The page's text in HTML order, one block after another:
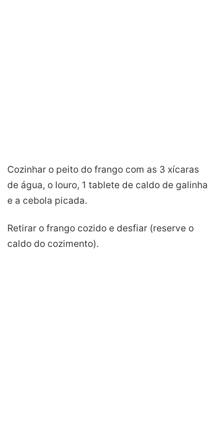
Cozinhar o peito do frango com as 3 xícaras
de água, o louro, 1 tablete de caldo de galinha
e a cebola picada.
Retirar o frango cozido e desfiar (reserve o
caldo do cozimento).